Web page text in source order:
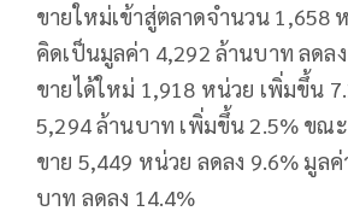
ขายใหม่เข้าสู่ตลาดจำนวน 1,658
คิดเป็นมูลค่า 4,292 ล้านบาท ลดล
ขายได้ใหม่ 1,918 หน่วย เพิ่มขึ้น
5,294 ล้านบาท เพิ่มขึ้น 2.5% ขณ
ขาย 5,449 หน่วย ลดลง 9.6% มูล
บาท ลดลง 14.4%